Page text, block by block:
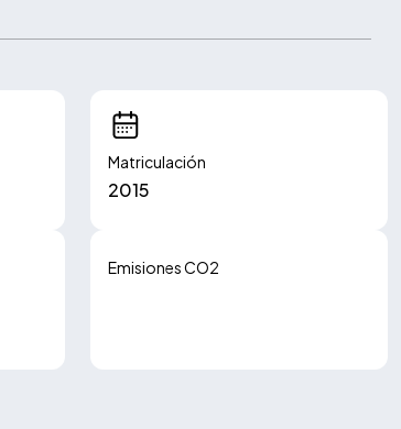
Matriculación
2015
Emisiones CO2